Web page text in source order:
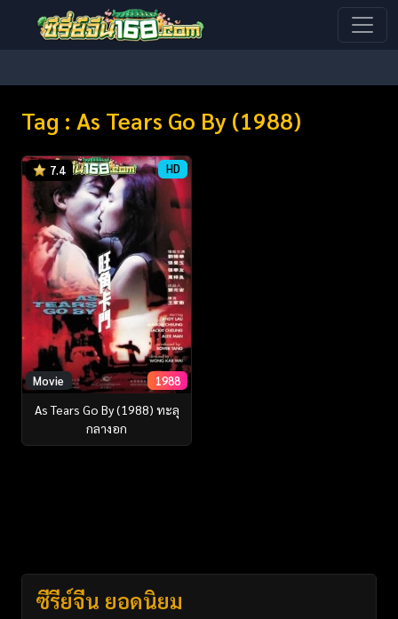
Tag : As Tears Go By (1988)
7.4 HD
Movie 1988
As Tears Go By (1988) ทะลุ
กลางอก
ซีรี่ย์จีน ยอดนิยม